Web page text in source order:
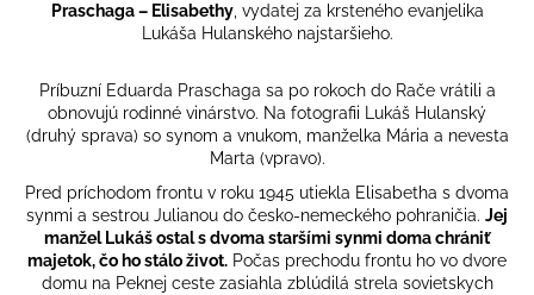
Praschaga – Elisabethy, vydatej za krsteného evanjelika
Lukáša Hulanského najstaršieho.
Príbuzní Eduarda Praschaga sa po rokoch do Rače vrátili a
obnovujú rodinné vinárstvo. Na fotografii Lukáš Hulanský
(druhý sprava) so synom a vnukom, manželka Mária a nevesta
Marta (vpravo).
Pred príchodom frontu v roku 1945 utiekla Elisabetha s dvoma
synmi a sestrou Julianou do česko-nemeckého pohraničia. Jej
manžel Lukáš ostal s dvoma staršími synmi doma chrániť
majetok, čo ho stálo život. Počas prechodu frontu ho vo dvore
domu na Peknej ceste zasiahla zblúdilá strela sovietskych